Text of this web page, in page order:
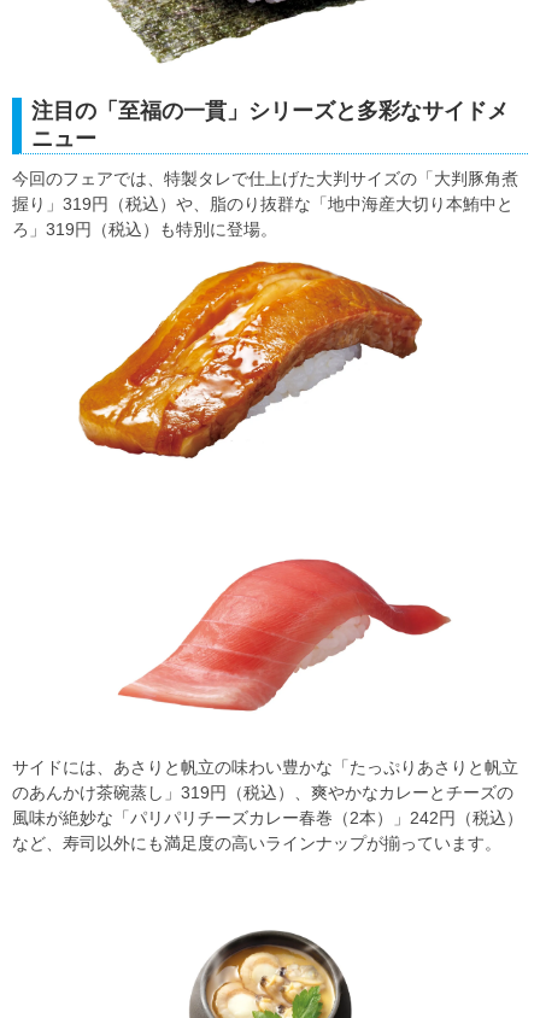
注目の「至福の一貫」シリーズと多彩なサイドメ
ニュー
今回のフェアでは、特製タレで仕上げた大判サイズの「大判豚角煮
握り」319円（税込）や、脂のり抜群な「地中海産大切り本鮪中と
ろ」319円（税込）も特別に登場。
サイドには、あさりと帆立の味わい豊かな「たっぷりあさりと帆立
のあんかけ茶碗蒸し」319円（税込）、爽やかなカレーとチーズの
風味が絶妙な「パリパリチーズカレー春巻（2本）」242円（税込）
など、寿司以外にも満足度の高いラインナップが揃っています。